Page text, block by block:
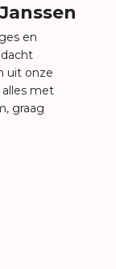
en
uit onze
met
graag